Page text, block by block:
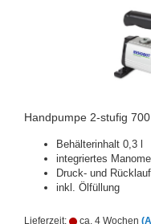
Handpumpe 2-stufig
Behälterinhalt 0,3 l
integriertes
Druck- und
inkl. Ölfüllung
Lieferzeit: ca. 4 Wochen